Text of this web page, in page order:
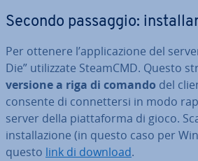
Secondo passaggio:
Per ottenere l’ap­pli­ca­zio­ne del
Die” uti­liz­za­te SteamCMD. Questo
versione a riga di comando del
consente di con­net­ter­si in modo
server della piat­ta­for­ma di gioco.
in­stal­la­zio­ne (in questo caso per
questo link di download.